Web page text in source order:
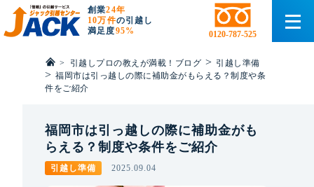
創業24年
10万件の引越し
満足度95% 0120-787-525
> 引越しプロの教えが満載！ブログ > 引越し準備
> 福岡市は引っ越しの際に補助金がもらえる？制度や条
件をご紹介
福岡市は引っ越しの際に補助金がも
らえる？制度や条件をご紹介
引越し準備 2025.09.04